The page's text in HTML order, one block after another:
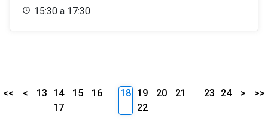
15:30 a 17:30
<< < 13 14 15
16
17
18 19 20
21
22
23 24 > >>